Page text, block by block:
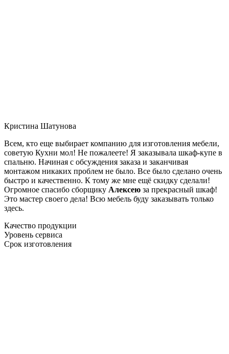
Кристина Шатунова
Всем, кто еще выбирает компанию для изготовления мебели,
советую Кухни мол! Не пожалеете! Я заказывала шкаф-купе в
спальню. Начиная с обсуждения заказа и заканчивая
монтажом никаких проблем не было. Все было сделано очень
быстро и качественно. К тому же мне ещё скидку сделали!
Огромное спасибо сборщику Алексею за прекрасный шкаф!
Это мастер своего дела! Всю мебель буду заказывать только
здесь.
Качество продукции
Уровень сервиса
Срок изготовления